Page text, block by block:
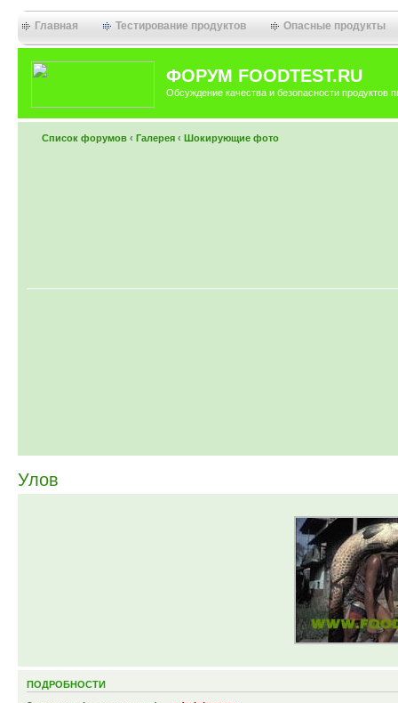
Главная Тестирование продуктов Опасные продукты
ФОРУМ FOODTEST.RU
Обсуждение качества и безопасности продуктов
Список форумов ‹ Галерея ‹ Шокирующие фото
Улов
ПОДРОБНОСТИ